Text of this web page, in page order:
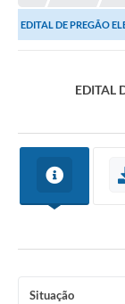
EDITAL DE PREGÃO
EDITAL
Situação